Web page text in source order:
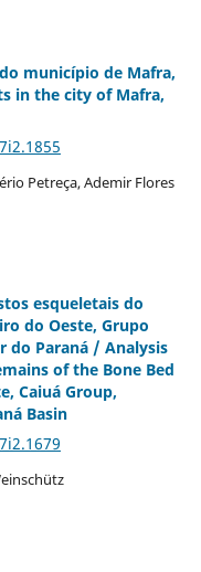
município de Mafra,
in the city of Mafra,
Petreça, Ademir Flores
esqueletais do
do Oeste, Grupo
do Paraná / Analysis
of the Bone Bed
Caiuá Group,
Basin